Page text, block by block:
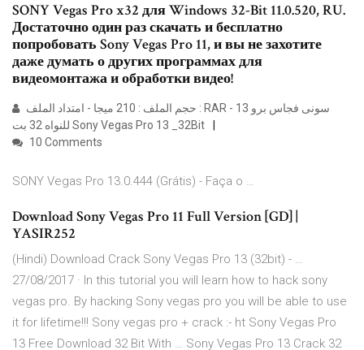
SONY Vegas Pro x32 для Windows 32-Bit 11.0.520, RU.
Достаточно один раз скачать и бесплатно
попробовать Sony Vegas Pro 11, и вы не захотите
даже думать о других программах для
видеомонтажа и обработки видео!
للنواه 32 بت Sony Vegas Pro 13 _32Bit
10 Comments
SONY Vegas Pro 13.0.444 (Grátis) - Faça o …
Download Sony Vegas Pro 11 Full Version [GD] |
YASIR252
(Hindi) Download Crack Sony Vegas Pro 13 (32bit) - …
27/08/2017 · In this tutorial you will learn how to hack sony
vegas pro. By hacking Sony vegas pro you will be able to use
it for lifetime!!! Sony vegas pro + crack :- ht Sony Vegas Pro
13 Free Download 32 Bit With … Sony Vegas Pro 13 Crack 32